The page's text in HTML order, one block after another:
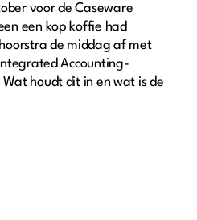
voor de Caseware
een kop koffie had
de middag af met
Accounting-
houdt dit in en wat is de